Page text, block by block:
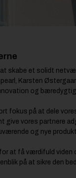
skabe et solidt
Karsten
og
fokus på at dele
give vores partnere
og nye
at få værdifuld
på at sikre den